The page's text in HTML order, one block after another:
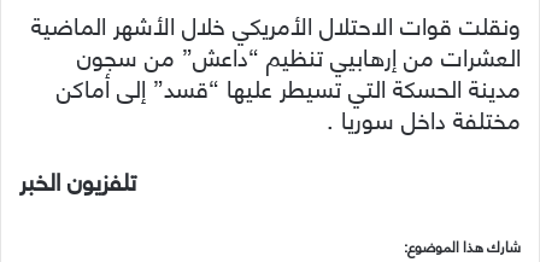
ونقلت قوات الاحتلال الأمريكي خلال الأشهر الماضية
العشرات من إرهابيي تنظيم “داعش” من سجون
مدينة الحسكة التي تسيطر عليها “قسد” إلى أماكن
مختلفة داخل سوريا .
تلفزيون الخبر
شارك هذا الموضوع: